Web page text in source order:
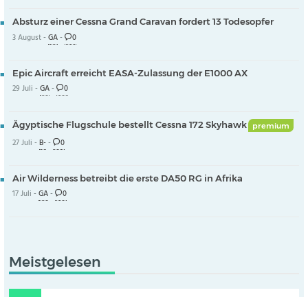
Absturz einer Cessna Grand Caravan fordert 13 Todesopfer
3 August -GA- 0
Epic Aircraft erreicht EASA-Zulassung der E1000 AX
29 Juli -GA- 0
Ägyptische Flugschule bestellt Cessna 172 Skyhawk premium
27 Juli -B-- 0
Air Wilderness betreibt die erste DA50 RG in Afrika
17 Juli -GA- 0
Meistgelesen